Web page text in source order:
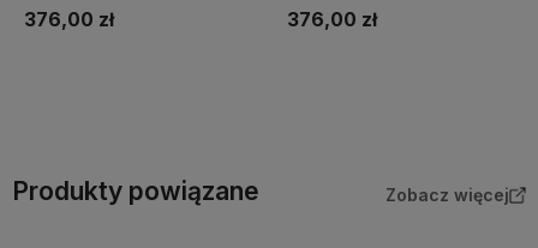
376,00 zł 376,00 zł
Produkty powiązane Zobacz więcej